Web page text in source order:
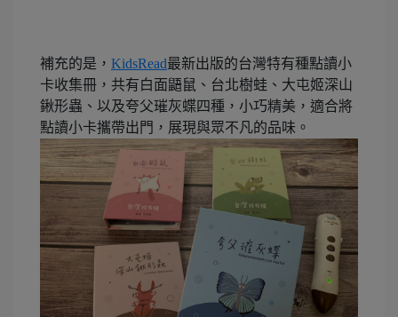
補充的是， KidsRead最新出版的台灣特有種點讀小
卡收集冊，共有白面鼯鼠、台北樹蛙、大屯姬深山
鍬形蟲、以及夸父璀灰蝶四種，小巧精美，適合將
點讀小卡攜帶出門，展現與眾不凡的品味。